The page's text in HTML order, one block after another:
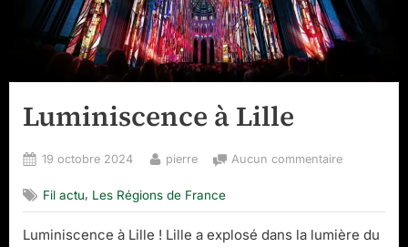
Luminiscence à Lille
Posted
19 octobre 2024 By
pierre Aucun commentairesur
Lille
Fil actu, Les Régions de France
Luminiscence à Lille ! Lille a explosé dans la lumière du